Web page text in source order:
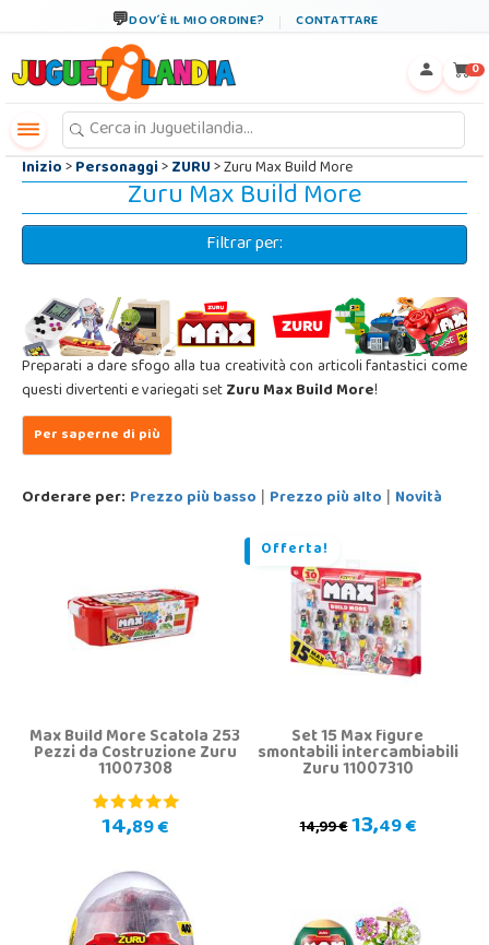
DOV´È IL MIO ORDINE? CONTATTARE
0
Inizio>Personaggi>ZURU> Zuru Max Build More
Zuru Max Build More
Filtrar per:
Preparati a dare sfogo alla tua creatività con articoli fantastici come
questi divertenti e variegati setZuru Max Build More!
Orderare per: Prezzo più basso | Prezzo più alto | Novità
Max Build More Scatola 253
Pezzi da Costruzione Zuru
11007308
14,89 €
Offerta!
Set 15 Max figure
smontabili intercambiabili
Zuru 11007310
14,99 €13,49 €